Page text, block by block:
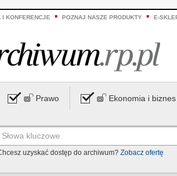
I KONFERENCJE POZNAJ NASZE PRODUKTY E-
Prawo Ekonomia i biznes
uzyskać dostęp do archiwum? Zobacz ofertę